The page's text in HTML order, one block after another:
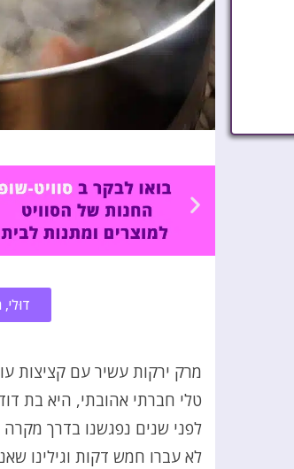
מרק ירקות עשיר עם קציצות
טלי חברתי אהובתי, היא בת
לפני שנים נפגשנו בדרך
לא עברו חמש דקות וגילינו